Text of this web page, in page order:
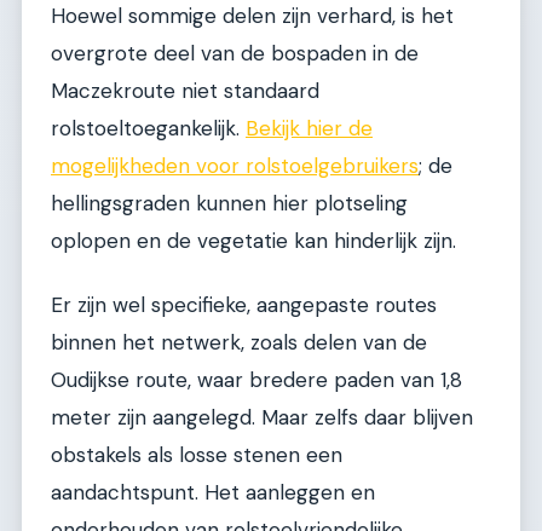
Hoewel sommige delen zijn verhard, is het
overgrote deel van de bospaden in de
Maczekroute niet standaard
rolstoeltoegankelijk. Bekijk hier de
mogelijkheden voor rolstoelgebruikers; de
hellingsgraden kunnen hier plotseling
oplopen en de vegetatie kan hinderlijk zijn.
Er zijn wel specifieke, aangepaste routes
binnen het netwerk, zoals delen van de
Oudijkse route, waar bredere paden van 1,8
meter zijn aangelegd. Maar zelfs daar blijven
obstakels als losse stenen een
aandachtspunt. Het aanleggen en